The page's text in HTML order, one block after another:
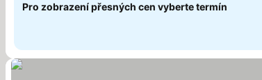
Pro zobrazení přesných cen vyberte termín